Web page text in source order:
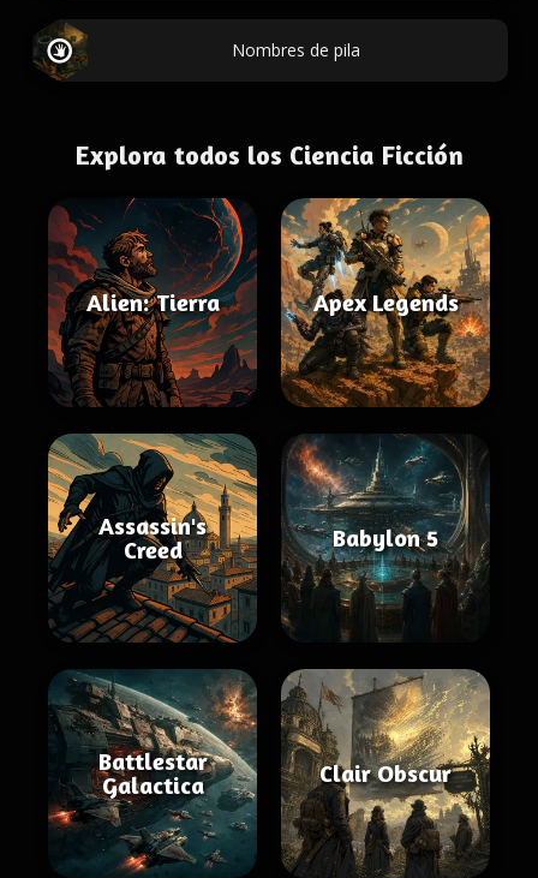
Nombres de pila
Explora todos los Ciencia Ficción
Alien: Tierra Apex Legends
Assassin's
Creed
Babylon 5
Battlestar
Galactica
Clair Obscur